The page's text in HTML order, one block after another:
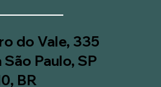
do Vale, 335
Paulo, SP
BR